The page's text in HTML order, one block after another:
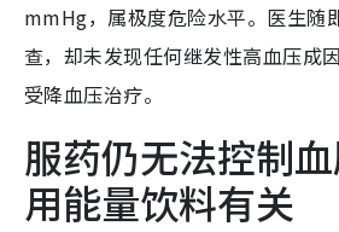
mmHg，属极度危险水平。医生随
查，却未发现任何继发性高血压成
受降血压治疗。
服药仍无法控制
用能量饮料有关